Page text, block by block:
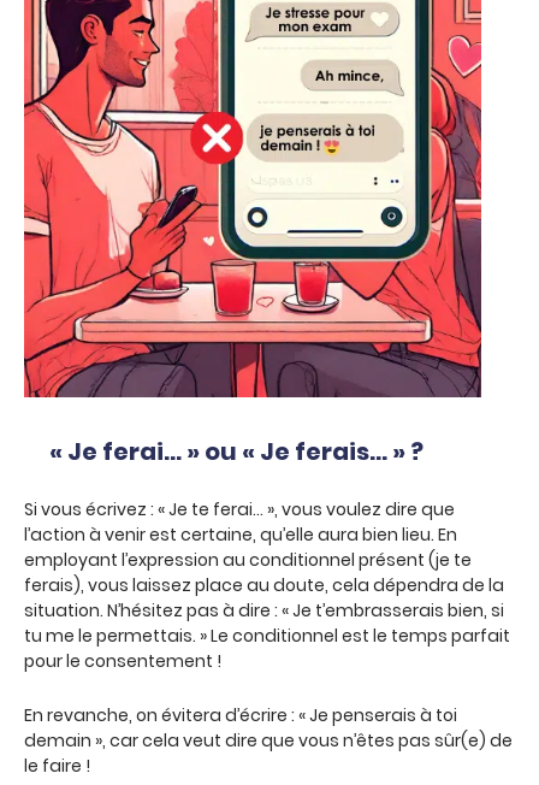
« Je ferai… » ou « Je ferais… » ?
Si vous écrivez : « Je te ferai… », vous voulez dire que
l’action à venir est certaine, qu’elle aura bien lieu. En
employant l’expression au conditionnel présent (je te
ferais), vous laissez place au doute, cela dépendra de la
situation. N’hésitez pas à dire : « Je t’embrasserais bien, si
tu me le permettais. » Le conditionnel est le temps parfait
pour le consentement !
En revanche, on évitera d’écrire : « Je penserais à toi
demain », car cela veut dire que vous n’êtes pas sûr(e) de
le faire !